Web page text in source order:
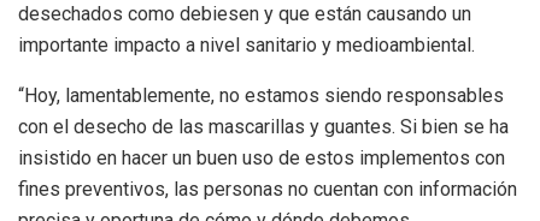
desechados como debiesen y que están causando un
importante impacto a nivel sanitario y medioambiental.
“Hoy, lamentablemente, no estamos siendo responsables
con el desecho de las mascarillas y guantes. Si bien se ha
insistido en hacer un buen uso de estos implementos con
fines preventivos, las personas no cuentan con información